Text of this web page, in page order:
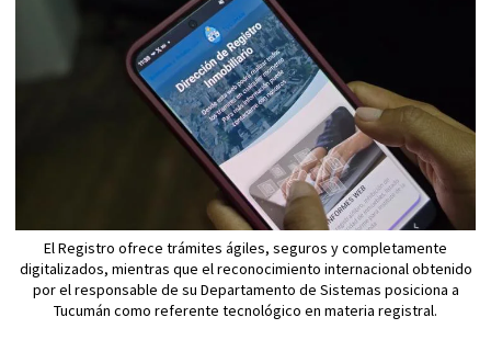
El Registro ofrece trámites ágiles, seguros y completamente
digitalizados, mientras que el reconocimiento internacional obtenido
por el responsable de su Departamento de Sistemas posiciona a
Tucumán como referente tecnológico en materia registral.